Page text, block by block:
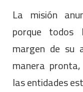
La misión
porque todos
margen de su
manera
las entidades